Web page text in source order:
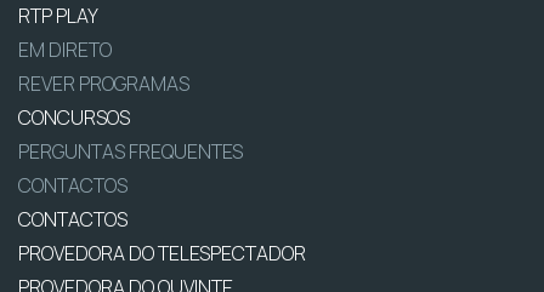
RTP PLAY
EM DIRETO
REVER PROGRAMAS
CONCURSOS
PERGUNTAS FREQUENTES
CONTACTOS
CONTACTOS
PROVEDORA DO TELESPECTADOR
PROVEDORA DO OUVINTE